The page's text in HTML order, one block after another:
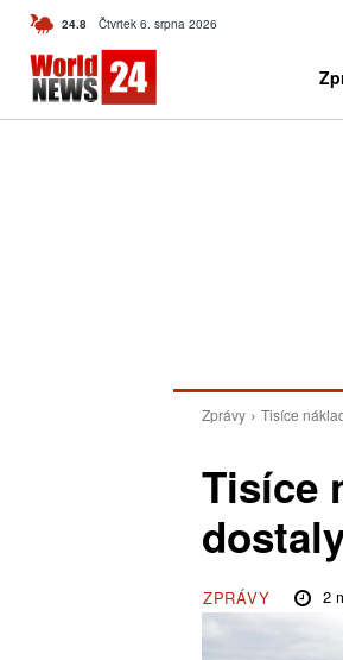
24.8 C Czech
Čtvrtek 6. srpna 2026
Zprávy Tisíce
Tisíce
ZPRÁVY 2